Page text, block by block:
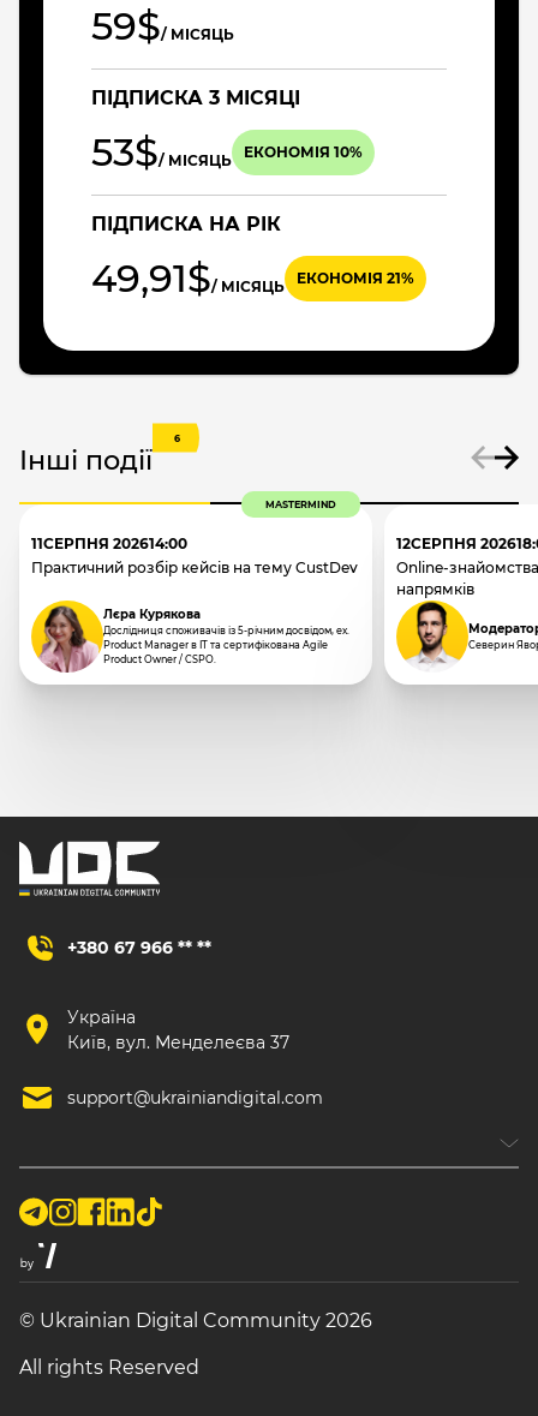
59$/ МІСЯЦЬ
ПІДПИСКА 3 МІСЯЦІ
53$/ МІСЯЦЬ ЕКОНОМІЯ 10%
ПІДПИСКА НА РІК
49,91$/ МІСЯЦЬ ЕКОНОМІЯ 21%
Інші події
6
MASTERMIND
11СЕРПНЯ 202614:00
Практичний розбір кейсів на тему CustDev
Лєра Курякова
Дослідниця споживачів із 5-річним досвідом, ex.
Product Manager в IT та сертифікована Agile
Product Owner / CSPO.
12СЕРПНЯ 2026
Online-
напрямків
Северин
+380 67 966 ** **
Україна
Київ, вул. Менделеєва 37
support@ukrainiandigital.com
© Ukrainian Digital Community 2026
All rights Reserved